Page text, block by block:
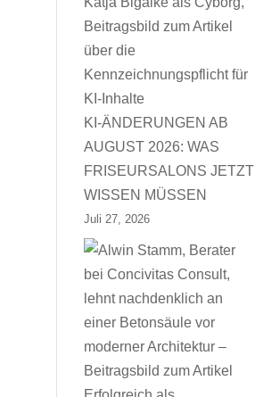
KI-ÄNDERUNGEN AB
AUGUST 2026: WAS
FRISEURSALONS JETZT
WISSEN MÜSSEN
Juli 27, 2026